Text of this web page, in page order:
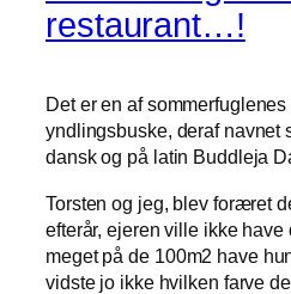
restaurant…!
Det er en af
yndlingsbuske, deraf navnet
dansk og på latin Buddleja
Torsten og jeg, blev foræret
efterår, ejeren ville ikke have
meget på de 100m2 have
vidste jo ikke hvilken farve